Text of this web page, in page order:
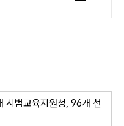
시범교육지원청, 96개 선